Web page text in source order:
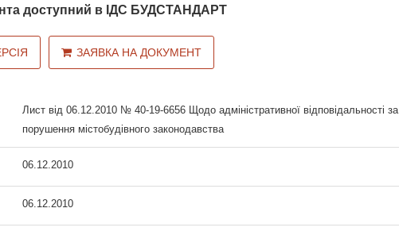
доступний в ІДС БУДСТАНДАРТ
ЗАЯВКА НА ДОКУМЕНТ
Лист від 06.12.2010 № 40-19-6656 Щодо адміністративної відповідальності за
порушення містобудівного законодавства
06.12.2010
06.12.2010